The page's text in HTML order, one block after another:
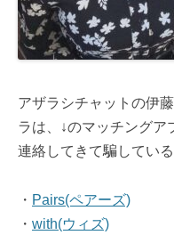
アザラシチャットの伊
ラは、↓のマッチングア
連絡してきて騙してい
・ Pairs(ペアーズ)
・ with(ウィズ)